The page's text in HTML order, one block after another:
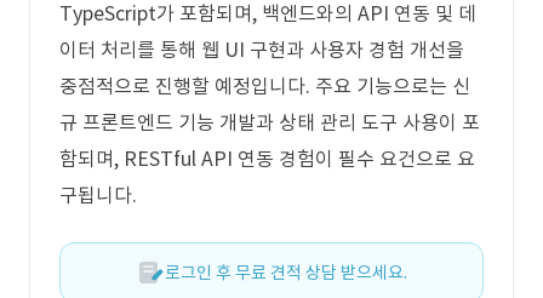
TypeScript가 포함되며, 백엔드와의 API 연동 및 데
이터 처리를 통해 웹 UI 구현과 사용자 경험 개선을
중점적으로 진행할 예정입니다. 주요 기능으로는 신
규 프론트엔드 기능 개발과 상태 관리 도구 사용이 포
함되며, RESTful API 연동 경험이 필수 요건으로 요
구됩니다.
로그인 후 무료 견적 상담 받으세요.